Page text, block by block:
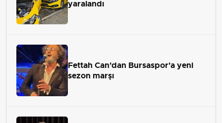
yaralandı
Fettah Can'dan Bursaspor'a yeni
sezon marşı